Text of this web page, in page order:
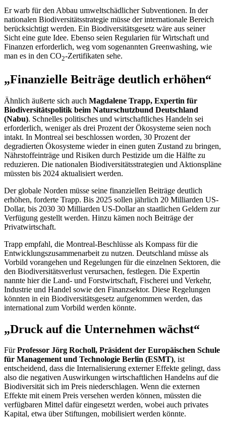
Er warb für den Abbau umweltschädlicher Subventionen. In der
nationalen Biodiversitätsstrategie müsse der internationale Bereich
berücksichtigt werden. Ein Biodiversitätsgesetz wäre aus seiner
Sicht eine gute Idee. Ebenso seien Regularien für Wirtschaft und
Finanzen erforderlich, weg vom sogenannten Greenwashing, wie
man es in den CO2-Zertifikaten sehe.
„Finanzielle Beiträge deutlich erhöhen“
Ähnlich äußerte sich auch Magdalene Trapp, Expertin für
Biodiversitätspolitik beim Naturschutzbund Deutschland
(Nabu). Schnelles politisches und wirtschaftliches Handeln sei
erforderlich, weniger als drei Prozent der Ökosysteme seien noch
intakt. In Montreal sei beschlossen worden, 30 Prozent der
degradierten Ökosysteme wieder in einen guten Zustand zu bringen,
Nährstoffeinträge und Risiken durch Pestizide um die Hälfte zu
reduzieren. Die nationalen Biodiversitätsstrategien und Aktionspläne
müssten bis 2024 aktualisiert werden.
Der globale Norden müsse seine finanziellen Beiträge deutlich
erhöhen, forderte Trapp. Bis 2025 sollen jährlich 20 Milliarden US-
Dollar, bis 2030 30 Milliarden US-Dollar an staatlichen Geldern zur
Verfügung gestellt werden. Hinzu kämen noch Beiträge der
Privatwirtschaft.
Trapp empfahl, die Montreal-Beschlüsse als Kompass für die
Entwicklungszusammenarbeit zu nutzen. Deutschland müsse als
Vorbild vorangehen und Regelungen für die einzelnen Sektoren, die
den Biodiversitätsverlust verursachen, festlegen. Die Expertin
nannte hier die Land- und Forstwirtschaft, Fischerei und Verkehr,
Industrie und Handel sowie den Finanzsektor. Diese Regelungen
könnten in ein Biodiversitätsgesetz aufgenommen werden, das
international zum Vorbild werden könnte.
„Druck auf die Unternehmen wächst“
FürProfessor Jörg Rocholl, Präsident der Europäischen Schule
für Managementund Technologie Berlin (ESMT), ist
entscheidend, dass die Internalisierung externer Effekte gelingt, dass
also die negativen Auswirkungen wirtschaftlichen Handelns auf die
Biodiversität sich im Preis niederschlagen. Wenn die externen
Effekte mit einem Preis versehen werden können, müssten die
verfügbaren Mittel dafür eingesetzt werden, wobei auch privates
Kapital, etwa über Stiftungen, mobilisiert werden könnte.